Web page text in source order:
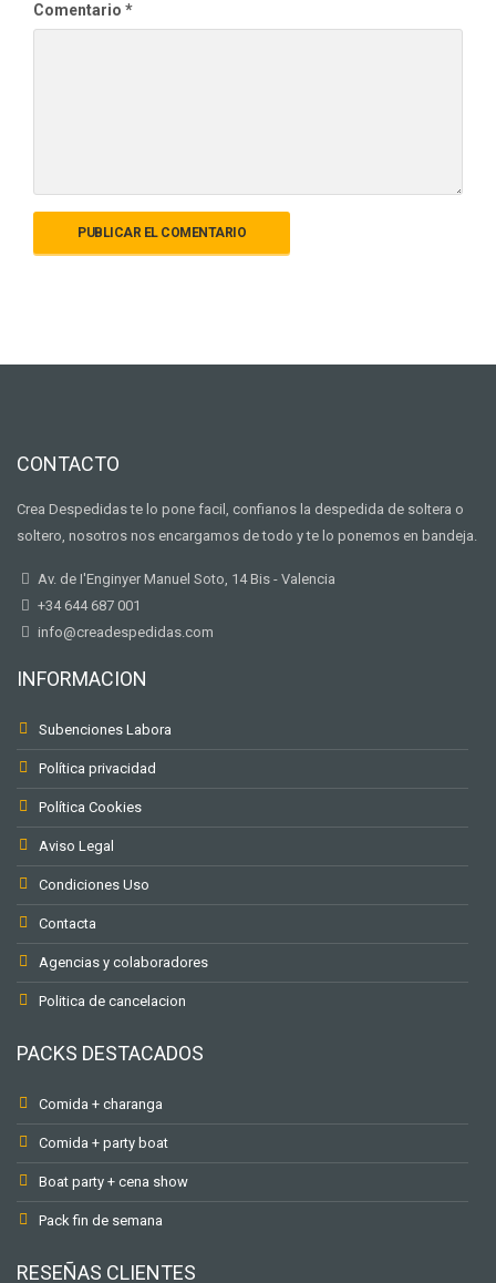
Comentario *
CONTACTO
Crea Despedidas te lo pone facil, confianos la despedida de soltera o
soltero, nosotros nos encargamos de todo y te lo ponemos en bandeja.
Av. de I'Enginyer Manuel Soto, 14 Bis - Valencia
+34 644 687 001
info@creadespedidas.com
INFORMACION
Subenciones Labora
Política privacidad
Política Cookies
Aviso Legal
Condiciones Uso
Contacta
Agencias y colaboradores
Politica de cancelacion
PACKS DESTACADOS
Comida + charanga
Comida + party boat
Boat party + cena show
Pack fin de semana
RESEÑAS CLIENTES